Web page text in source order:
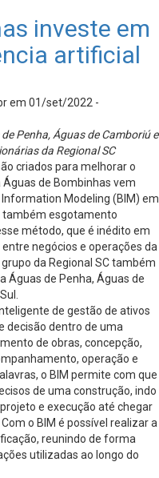
investe em
artificial
em 01/set/2022 -
Penha, Águas de Camboriú e
da Regional SC
criados para melhorar o
de Bombinhas vem
Modeling (BIM) em
também esgotamento
método, que é inédito em
negócios e operações da
da Regional SC também
Águas de Penha, Águas de
de gestão de ativos
decisão dentro de uma
de obras, concepção,
operação e
o BIM permite com que
de uma construção, indo
e execução até chegar
o BIM é possível realizar a
reunindo de forma
utilizadas ao longo do